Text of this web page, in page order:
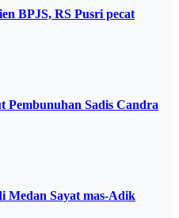
BPJS, RS Pusri pecat
Pembunuhan Sadis Candra
Medan Sayat mas-Adik